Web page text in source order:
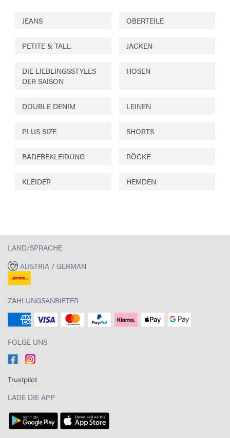
JEANS OBERTEILE
PETITE & TALL JACKEN
DIE LIEBLINGSSTYLES
DER SAISON
HOSEN
DOUBLE DENIM LEINEN
PLUS SIZE SHORTS
BADEBEKLEIDUNG RÖCKE
KLEIDER HEMDEN
LAND/SPRACHE
AUSTRIA / GERMAN
ZAHLUNGSANBIETER
FOLGE UNS
Trustpilot
LADE DIE APP